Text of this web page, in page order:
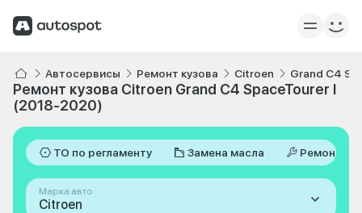
Автосервисы Ремонт кузова Citroen Grand C4
Ремонт кузова Citroen Grand C4 SpaceTourer I
(2018-2020)
ТО по регламенту Замена масла Ремонт
Марка авто
Citroen